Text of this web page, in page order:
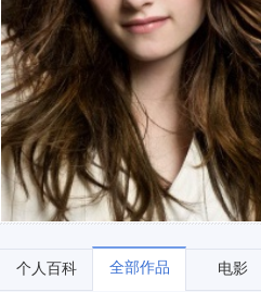
个人百科 全部作品 电影